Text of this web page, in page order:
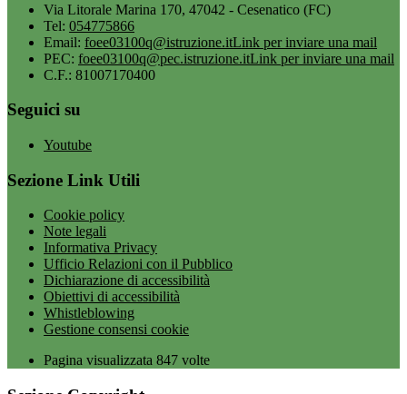
Via Litorale Marina 170, 47042 - Cesenatico (FC)
Tel: 054775866
Email: foee03100q@istruzione.itLink per inviare una mail
PEC: foee03100q@pec.istruzione.itLink per inviare una mail
C.F.: 81007170400
Seguici su
Youtube
Sezione Link Utili
Cookie policy
Note legali
Informativa Privacy
Ufficio Relazioni con il Pubblico
Dichiarazione di accessibilità
Obiettivi di accessibilità
Whistleblowing
Gestione consensi cookie
Pagina visualizzata 847 volte